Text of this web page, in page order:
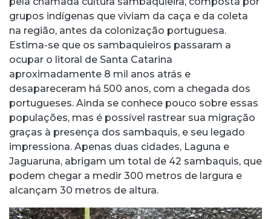
grupos indígenas que viviam da caça e da coleta
na região, antes da colonização portuguesa.
Estima-se que os sambaquieiros passaram a
ocupar o litoral de Santa Catarina
aproximadamente 8 mil anos atrás e
desapareceram há 500 anos, com a chegada dos
portugueses. Ainda se conhece pouco sobre essas
populações, mas é possível rastrear sua migração
graças à presença dos sambaquis, e seu legado
impressiona. Apenas duas cidades, Laguna e
Jaguaruna, abrigam um total de 42 sambaquis, que
podem chegar a medir 300 metros de largura e
alcançam 30 metros de altura.